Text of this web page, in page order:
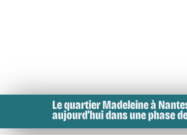
Le quartier Madeleine à
aujourd’hui dans une phase